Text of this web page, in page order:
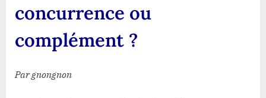
concurrence ou
complément ?
Par gnongnon